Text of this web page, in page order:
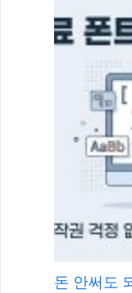
돈 안써도